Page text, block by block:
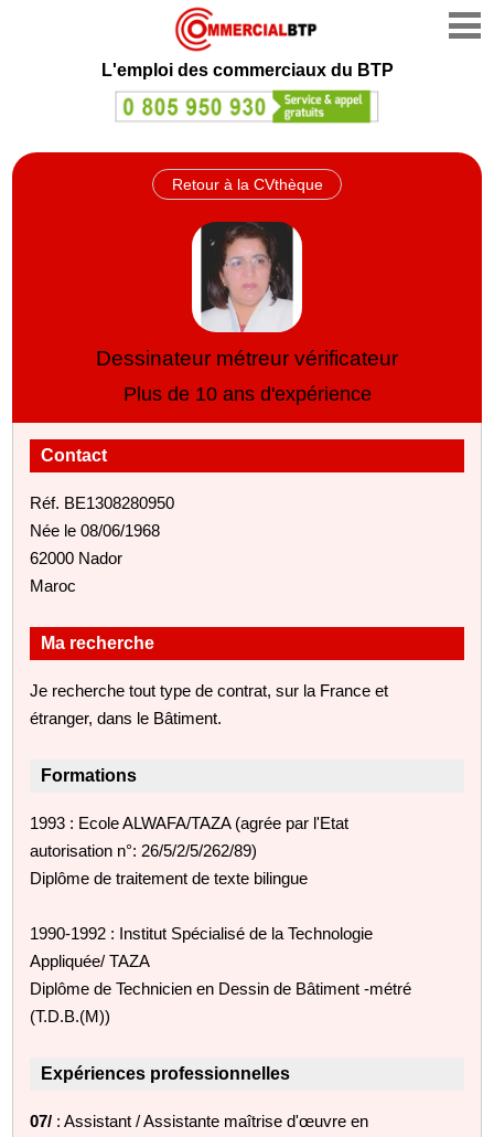
L'emploi des commerciaux du BTP
Retour à la CVthèque
Dessinateur métreur vérificateur
Plus de 10 ans d'expérience
Contact
Réf. BE1308280950
Née le 08/06/1968
62000 Nador
Maroc
Ma recherche
Je recherche tout type de contrat, sur la France et
étranger, dans le Bâtiment.
Formations
1993 : Ecole ALWAFA/TAZA (agrée par l'Etat
autorisation n°: 26/5/2/5/262/89)
Diplôme de traitement de texte bilingue
1990-1992 : Institut Spécialisé de la Technologie
Appliquée/ TAZA
Diplôme de Technicien en Dessin de Bâtiment -métré
(T.D.B.(M))
Expériences professionnelles
07/ : Assistant / Assistante maîtrise d'œuvre en